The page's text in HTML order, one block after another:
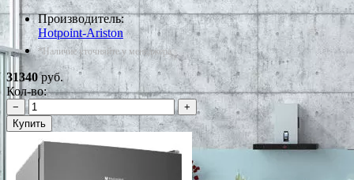
Производитель:
Hotpoint-Ariston
*Наличие уточняйте у менеджера
31340руб.
Кол-во:
−
+
Купить